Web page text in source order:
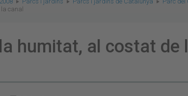
canal
humitat, al costat de